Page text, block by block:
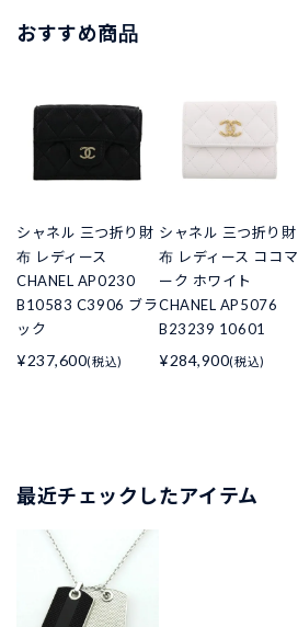
おすすめ商品
シャネル 三つ折り財
布 レディース
CHANEL AP0230
B10583 C3906 ブラ
ック
¥237,600(税込)
シャネル 三つ折り財
布 レディース ココマ
ーク ホワイト
CHANEL AP5076
B23239 10601
¥284,900(税込)
最近チェックしたアイテム